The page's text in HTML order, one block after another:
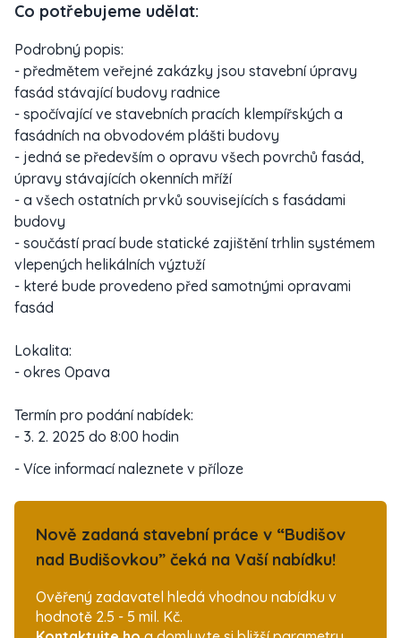
Co potřebujeme udělat:
Podrobný popis:
- předmětem veřejné zakázky jsou stavební úpravy
fasád stávající budovy radnice
- spočívající ve stavebních pracích klempířských a
fasádních na obvodovém plášti budovy
- jedná se především o opravu všech povrchů fasád,
úpravy stávajících okenních mříží
- a všech ostatních prvků souvisejících s fasádami
budovy
- součástí prací bude statické zajištění trhlin systémem
vlepených helikálních výztuží
- které bude provedeno před samotnými opravami
fasád
Lokalita:
- okres Opava
Termín pro podání nabídek:
- 3. 2. 2025 do 8:00 hodin
- Více informací naleznete v příloze
Nově zadaná stavební práce v “Budišov
nad Budišovkou” čeká na Vaší nabídku!
Ověřený zadavatel hledá vhodnou nabídku v
hodnotě 2.5 - 5 mil. Kč.